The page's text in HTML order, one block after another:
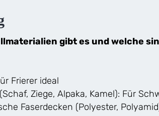
gibt es und welche
Frierer ideal
Ziege, Alpaka, Kamel): Für
Faserdecken (Polyester,